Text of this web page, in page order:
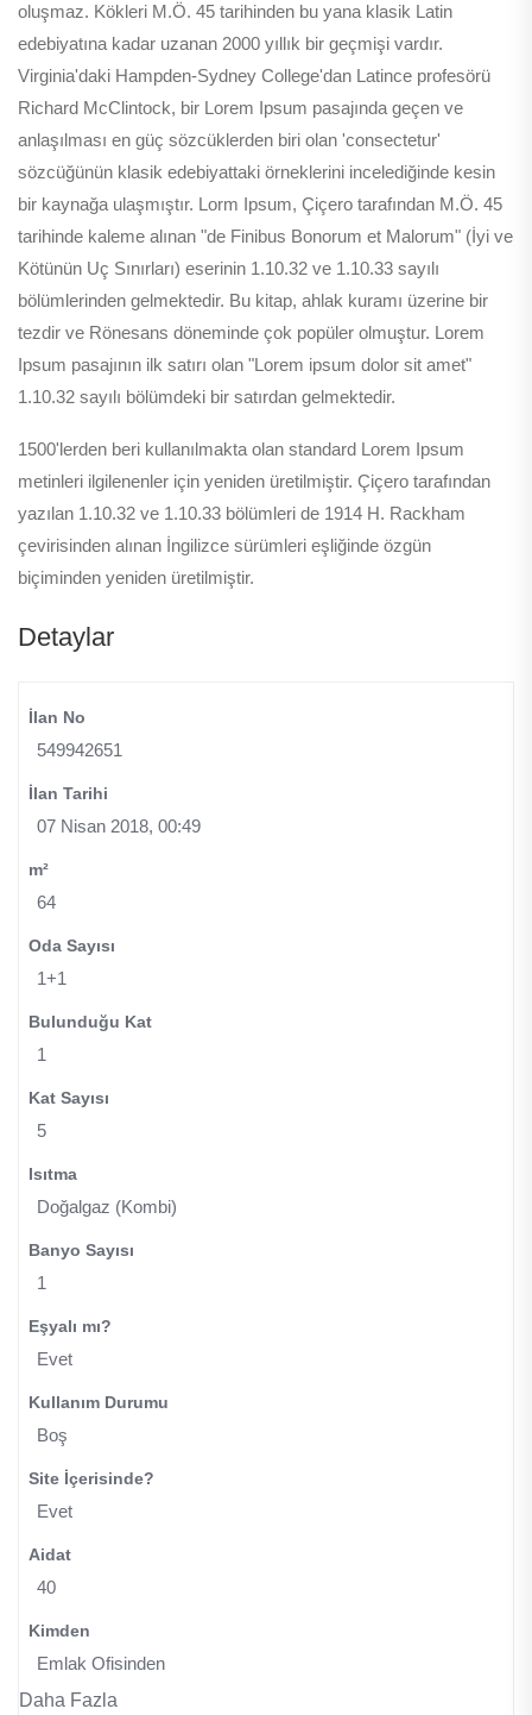
oluşmaz. Kökleri M.Ö. 45 tarihinden bu yana klasik Latin
edebiyatına kadar uzanan 2000 yıllık bir geçmişi vardır.
Virginia'daki Hampden-Sydney College'dan Latince profesörü
Richard McClintock, bir Lorem Ipsum pasajında geçen ve
anlaşılması en güç sözcüklerden biri olan 'consectetur'
sözcüğünün klasik edebiyattaki örneklerini incelediğinde kesin
bir kaynağa ulaşmıştır. Lorm Ipsum, Çiçero tarafından M.Ö. 45
tarihinde kaleme alınan "de Finibus Bonorum et Malorum" (İyi ve
Kötünün Uç Sınırları) eserinin 1.10.32 ve 1.10.33 sayılı
bölümlerinden gelmektedir. Bu kitap, ahlak kuramı üzerine bir
tezdir ve Rönesans döneminde çok popüler olmuştur. Lorem
Ipsum pasajının ilk satırı olan "Lorem ipsum dolor sit amet"
1.10.32 sayılı bölümdeki bir satırdan gelmektedir.
1500'lerden beri kullanılmakta olan standard Lorem Ipsum
metinleri ilgilenenler için yeniden üretilmiştir. Çiçero tarafından
yazılan 1.10.32 ve 1.10.33 bölümleri de 1914 H. Rackham
çevirisinden alınan İngilizce sürümleri eşliğinde özgün
biçiminden yeniden üretilmiştir.
Detaylar
İlan No
549942651
İlan Tarihi
07 Nisan 2018, 00:49
m²
64
Oda Sayısı
1+1
Bulunduğu Kat
1
Kat Sayısı
5
Isıtma
Doğalgaz (Kombi)
Banyo Sayısı
1
Eşyalı mı?
Evet
Kullanım Durumu
Boş
Site İçerisinde?
Evet
Aidat
40
Kimden
Emlak Ofisinden
Daha Fazla